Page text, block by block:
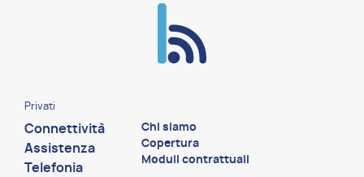
Privati
Connettività
Assistenza
Telefonia
Chi siamo
Copertura
Moduli contrattuali